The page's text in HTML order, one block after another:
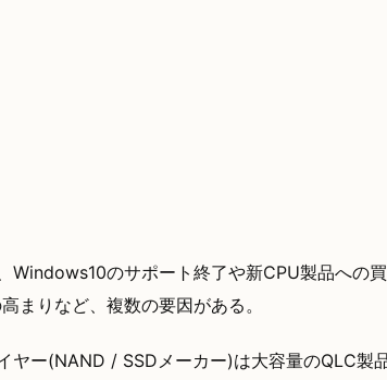
Windows10のサポート終了や新CPU製品への
まりなど、複数の要因がある。
ヤー(NAND / SSDメーカー)は大容量のQLC製